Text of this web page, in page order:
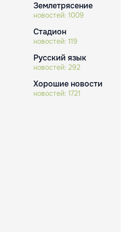
Землетрясение
новостей: 1009
Стадион
новостей: 119
Русский язык
новостей: 292
Хорошие новости
новостей: 1721